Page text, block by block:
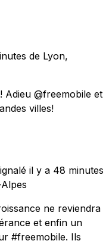
de Lyon,
Adieu @freemobile et
villes!
il y a 48 minutes
ne reviendra
et enfin un
#freemobile. Ils